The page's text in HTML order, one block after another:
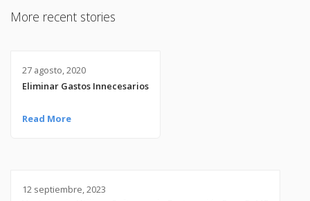
More recent stories
27 agosto, 2020
Eliminar Gastos Innecesarios
Read More
12 septiembre, 2023